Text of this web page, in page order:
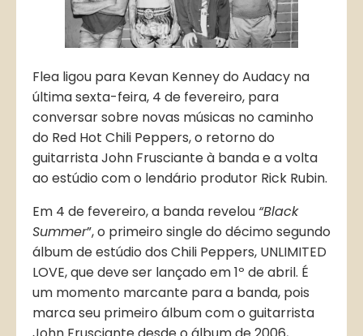
Flea ligou para Kevan Kenney do Audacy na
última sexta-feira, 4 de fevereiro, para
conversar sobre novas músicas no caminho
do Red Hot Chili Peppers, o retorno do
guitarrista John Frusciante à banda e a volta
ao estúdio com o lendário produtor Rick Rubin.
Em 4 de fevereiro, a banda revelou “Black
Summer”, o primeiro single do décimo segundo
álbum de estúdio dos Chili Peppers, UNLIMITED
LOVE, que deve ser lançado em 1º de abril. É
um momento marcante para a banda, pois
marca seu primeiro álbum com o guitarrista